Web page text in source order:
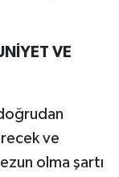
VE
ve
olma şartı